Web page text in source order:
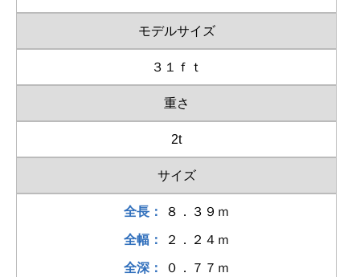
モデルサイズ
３１ｆｔ
重さ
2t
サイズ
全長： ８．３９ｍ
全幅： ２．２４ｍ
全深： ０．７７ｍ